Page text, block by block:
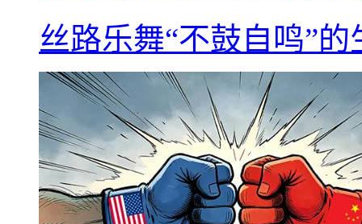
丝路乐舞“不鼓自鸣”